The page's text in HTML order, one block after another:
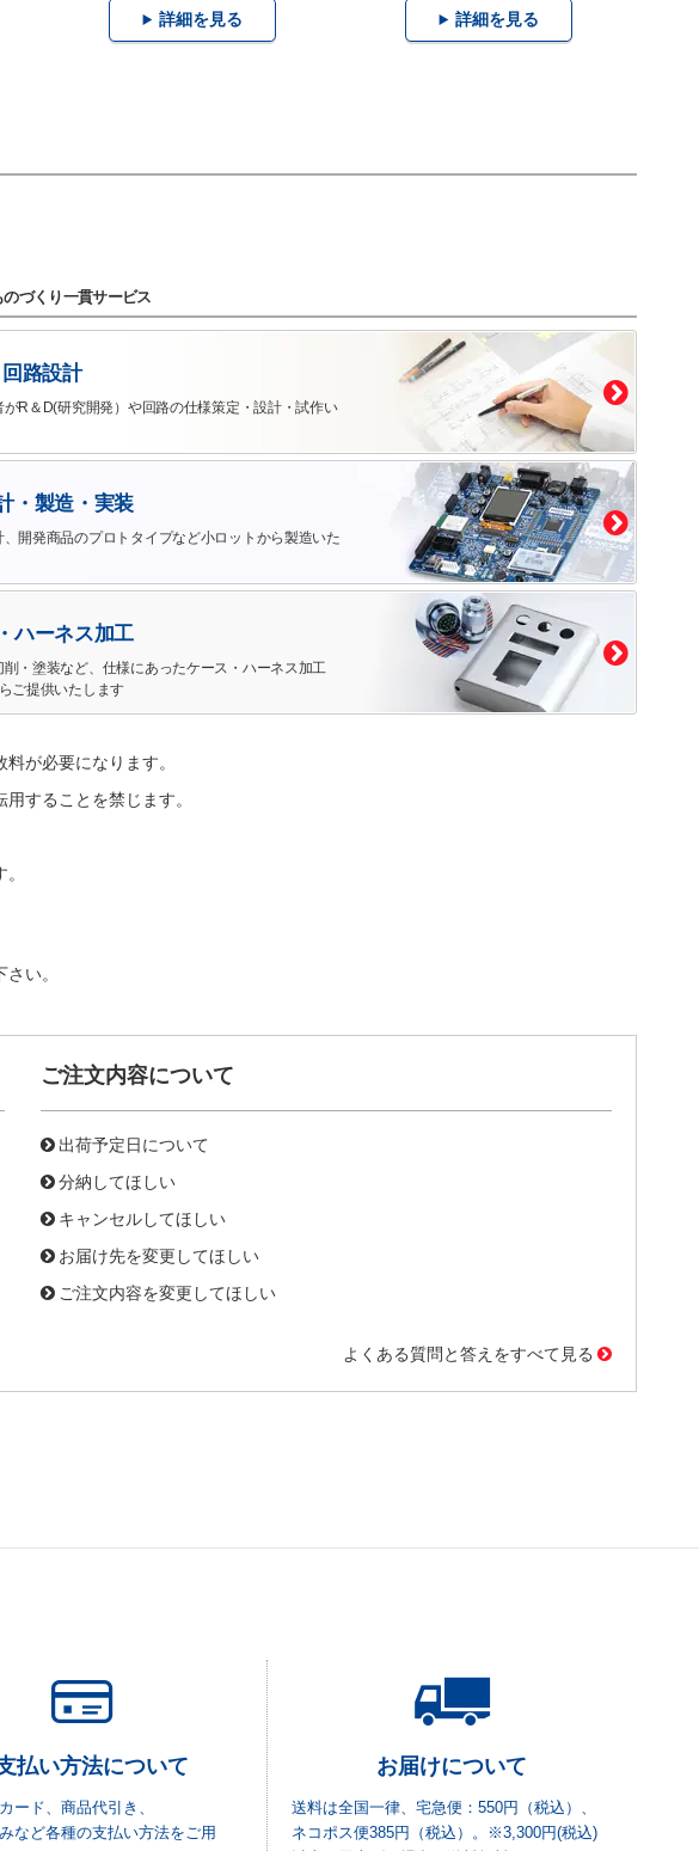
詳細を見る 詳細を見る
のづくり一貫サービス
路設計
がR＆D(研究開発）や回路の仕様策定・設計・試作い
・製造・実装
、開発商品のプロトタイプなど小ロットから製造いた
ハーネス加工
削・塗装など、仕様にあったケース・ハーネス加工
ご提供いたします
が必要になります。
することを禁じます。
い。
ご注文内容について
出荷予定日について
分納してほしい
キャンセルしてほしい
お届け先を変更してほしい
ご注文内容を変更してほしい
よくある質問と答えをすべて見る
払い方法について
ード、商品代引き、
など各種の支払い方法をご用
お届けについて
送料は全国一律、宅急便：550円（税込）、
ネコポス便385円（税込）。※3,300円(税込)